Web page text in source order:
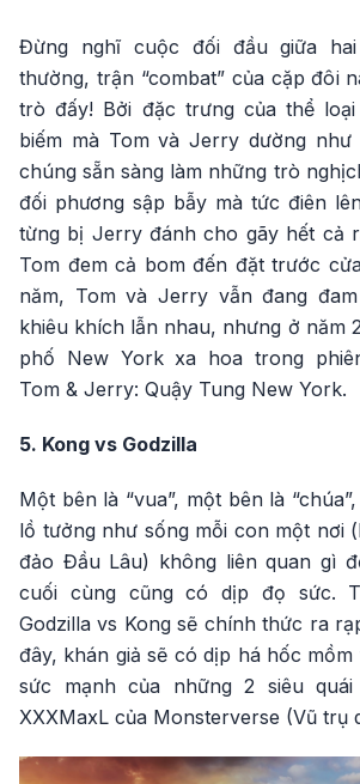
Đừng nghĩ cuộc đối đầu giữa
thường, trận “combat” của cặp đôi
trò đấy! Bởi đặc trưng của thể
biếm mà Tom và Jerry dường
chúng sẵn sàng làm những trò
đối phương sập bẫy mà tức điên
từng bị Jerry đánh cho gãy hết cả
Tom đem cả bom đến đặt trước
năm, Tom và Jerry vẫn đang
khiêu khích lẫn nhau, nhưng ở năm
phố New York xa hoa trong
Tom & Jerry: Quậy Tung New York.
5. Kong vs Godzilla
Một bên là “vua”, một bên là
lồ tưởng như sống mỗi con một nơi
đảo Đầu Lâu) không liên quan gì
cuối cùng cũng có dịp đọ sức.
Godzilla vs Kong sẽ chính thức ra
đây, khán giả sẽ có dịp há hốc
sức mạnh của những 2 siêu
XXXMaxL của Monsterverse (Vũ trụ